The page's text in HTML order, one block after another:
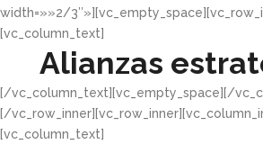
width=»»2/
[vc_column_text]
Alianzas
[/vc_column_text][vc_empty_space][/
[/
[vc_column_text]